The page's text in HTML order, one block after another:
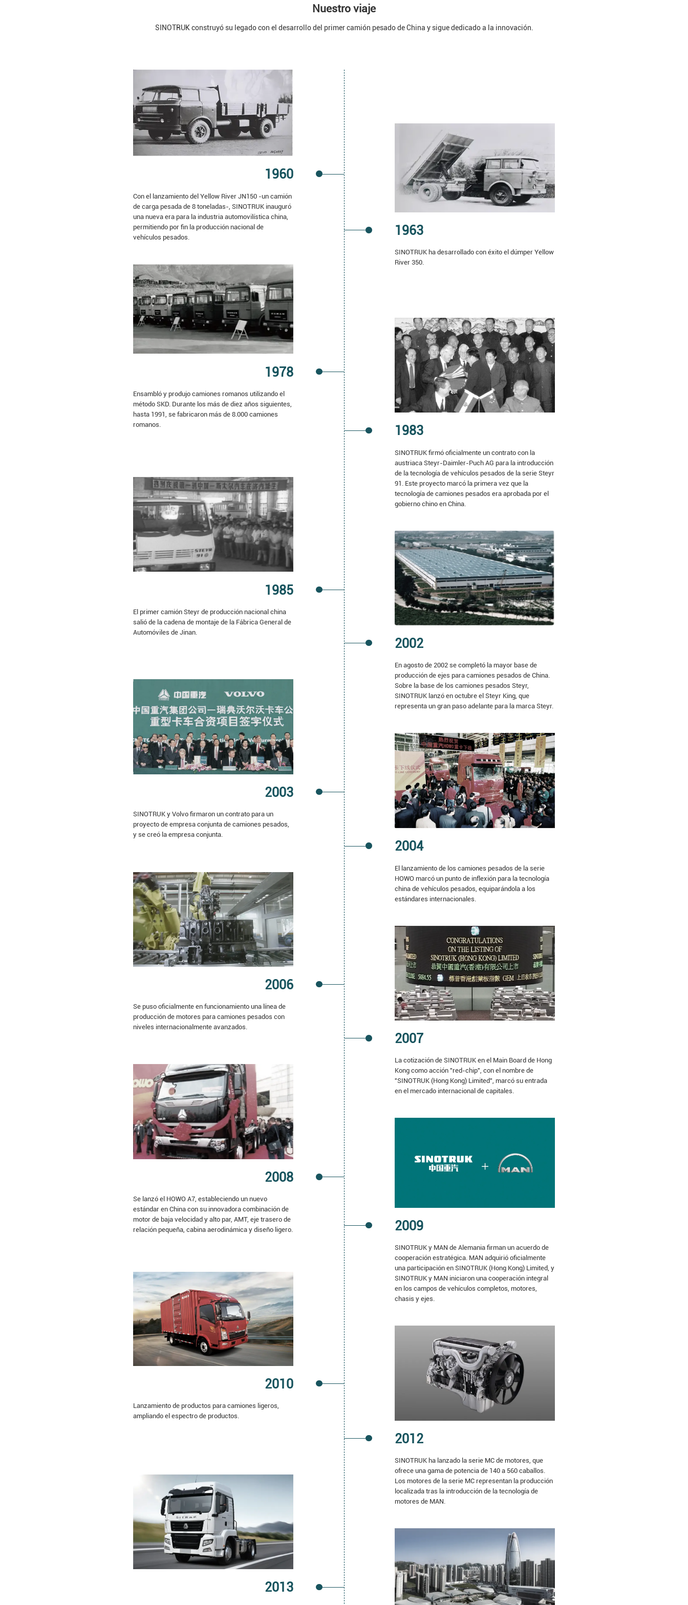
Nuestro viaje
SINOTRUKconstruyó su legado con el desarrollo del primer camión pesado de China y sigue dedicado a la innovación.
1960
Con el lanzamiento del Yellow River JN150 -un camión
de carga pesada de 8 toneladas-, SINOTRUK inauguró
una nueva era para la industria automovilística china,
permitiendo por fin la producción nacional de
vehículos pesados.
1963
SINOTRUK ha desarrollado con éxito el dúmper Yellow
River 350.
1978
Ensambló y produjo camiones romanos utilizando el
método SKD. Durante los más de diez años siguientes,
hasta 1991, se fabricaron más de 8.000 camiones
romanos.
1983
SINOTRUK firmó oficialmente un contrato con la
austriaca Steyr-Daimler-Puch AG para la introducción
de la tecnología de vehículos pesados de la serie Steyr
91. Este proyecto marcó la primera vez que la
tecnología de camiones pesados era aprobada por el
gobierno chino en China.
1985
El primer camión Steyr de producción nacional china
salió de la cadena de montaje de la Fábrica General de
Automóviles de Jinan.
2002
En agosto de 2002 se completó la mayor base de
producción de ejes para camiones pesados de China.
Sobre la base de los camiones pesados Steyr,
SINOTRUK lanzó en octubre el Steyr King, que
representa un gran paso adelante para la marca Steyr.
2003
SINOTRUK y Volvo firmaron un contrato para un
proyecto de empresa conjunta de camiones pesados,
y se creó la empresa conjunta.
2004
El lanzamiento de los camiones pesados de la serie
HOWO marcó un punto de inflexión para la tecnología
china de vehículos pesados, equiparándola a los
estándares internacionales.
2006
Se puso oficialmente en funcionamiento una línea de
producción de motores para camiones pesados con
niveles internacionalmente avanzados.
2007
La cotización de SINOTRUK en el Main Board de Hong
Kong como acción "red-chip", con el nombre de
"SINOTRUK (Hong Kong) Limited", marcó su entrada
en el mercado internacional de capitales.
2008
Se lanzó el HOWO A7, estableciendo un nuevo
estándar en China con su innovadora combinación de
motor de baja velocidad y alto par, AMT, eje trasero de
relación pequeña, cabina aerodinámica y diseño ligero.
2009
SINOTRUK y MAN de Alemania firman un acuerdo de
cooperación estratégica. MAN adquirió oficialmente
una participación en SINOTRUK (Hong Kong) Limited, y
SINOTRUK y MAN iniciaron una cooperación integral
en los campos de vehículos completos, motores,
chasis y ejes.
2010
Lanzamiento de productos para camiones ligeros,
ampliando el espectro de productos.
2012
SINOTRUK ha lanzado la serie MC de motores, que
ofrece una gama de potencia de 140 a 560 caballos.
Los motores de la serie MC representan la producción
localizada tras la introducción de la tecnología de
motores de MAN.
2013